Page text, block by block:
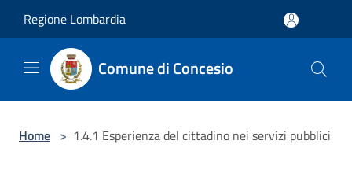
Regione Lombardia
Comune di Concesio
Home > 1.4.1 Esperienza del cittadino nei servizi pubblici